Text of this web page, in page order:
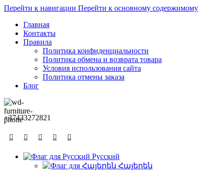
Перейти к навигации Перейти к основному содержимому
Главная
Контакты
Правила
Политика конфиденциальности
Политика обмена и возврата товара
Условия использования сайта
Политика отмены заказа
Блог
+37433272821
Русский
Հայերեն